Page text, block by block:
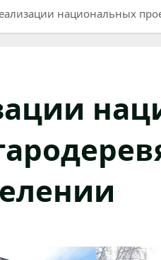
национальных